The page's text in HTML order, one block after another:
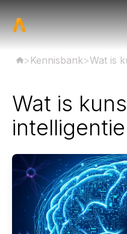
> Kennisbank>Wat is
Wat is